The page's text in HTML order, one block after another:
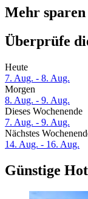
Mehr
Überprüfe
Heute
7. Aug. - 8. Aug.
Morgen
8. Aug. - 9. Aug.
Dieses Wochenende
7. Aug. - 9. Aug.
Nächstes
14. Aug. - 16. Aug.
Günstige